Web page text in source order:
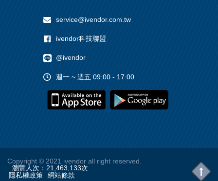
service@ivendor.com.tw
ivendor科技聯盟
@ivendor
週一 ~ 週五 09:00 - 17:00
Copyright © 2021 ivendor all right reserved.
瀏覽人次： 21,463,133次
隱私權政策
網站條款